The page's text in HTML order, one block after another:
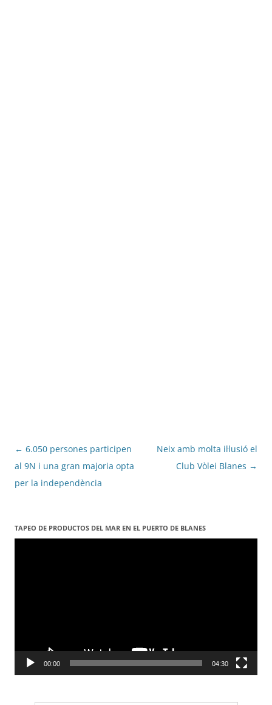
Navegació
per
les
← 6.050 persones participen
al 9N i una gran majoria opta
per la independència
Neix amb molta il·lusió el
Club Vòlei Blanes →
TAPEO DE PRODUCTOS DEL MAR EN EL PUERTO DE BLANES
Reproductor
00:00 04:30